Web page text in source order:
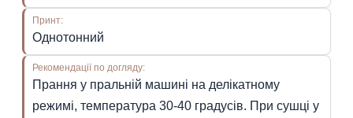
Принт:
Однотонний
Рекомендації по догляду:
Прання у пральній машині на делікатному
режимі, температура 30-40 градусів. При сушці у